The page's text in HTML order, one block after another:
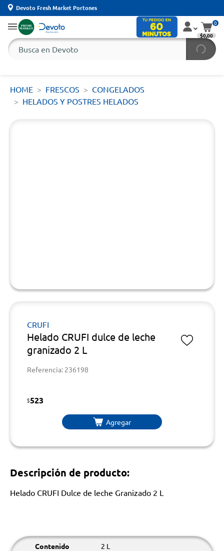
Devoto Fresh Market Portones
0
$0,00
HOME FRESCOS
CONGELADOS
HELADOS Y POSTRES HELADOS
CRUFI
Helado CRUFI dulce de leche
granizado 2 L
Referencia: 236198
$523
Agregar
Descripción de producto:
Helado CRUFI Dulce de leche Granizado 2 L
Contenido 2 L